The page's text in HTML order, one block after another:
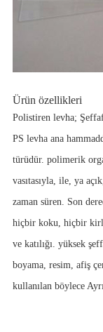
Ürün özellikleri
Polistiren levha;
PS levha ana
türüdür. polimerik
vasıtasıyla, ile, ya
zaman süren. Son
hiçbir koku, hiçbir
ve katılığı. yüksek
boyama, resim, afiş
kullanılan böylece